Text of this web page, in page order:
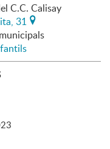
C.C. Calisay
31